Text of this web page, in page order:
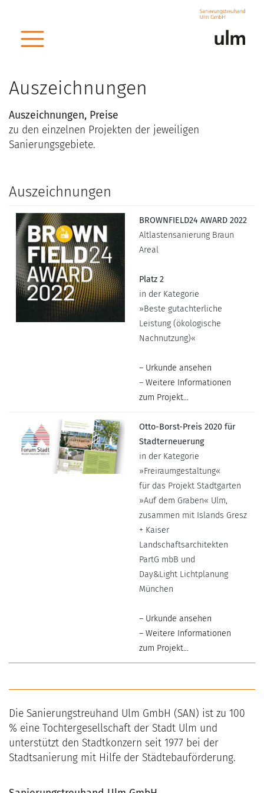
Auszeichnungen
Auszeichnungen, Preise
zu den einzelnen Projekten der jeweiligen
Sanierungsgebiete.
Auszeichnungen
BROWNFIELD24 AWARD 2022
Altlastensanierung Braun
Areal
Platz 2
in der Kategorie
»Beste gutachterliche
Leistung (ökologische
Nachnutzung)«
– Urkunde ansehen
– Weitere Informationen
zum Projekt…
Otto-Borst-Preis 2020 für
Stadterneuerung
in der Kategorie
»Freiraumgestaltung«
für das Projekt Stadtgarten
»Auf dem Graben« Ulm,
zusammen mit Islands Gresz
+ Kaiser
Landschaftsarchitekten
PartG mbB und
Day&Light Lichtplanung
München
– Urkunde ansehen
– Weitere Informationen
zum Projekt…
Die Sanierungstreuhand Ulm GmbH (SAN) ist zu 100
% eine Tochtergesellschaft der Stadt Ulm und
unterstützt den Stadtkonzern seit 1977 bei der
Stadtsanierung mit Hilfe der Städtebauförderung.